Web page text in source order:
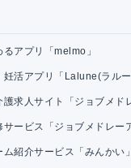
アプリ「melmo」
活アプリ「Lalune(ラルー
求人サイト「ジョブメド
ービス「ジョブメドレー
紹介サービス「みんかい」